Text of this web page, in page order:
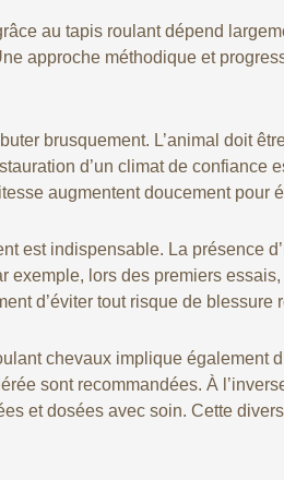
au tapis roulant dépend
approche méthodique et
brusquement. L’animal doit
d’un climat de
augmentent doucement pour
est indispensable. La présence
exemple, lors des premiers
d’éviter tout risque de
chevaux implique également
sont recommandées. À
et dosées avec soin. Cette